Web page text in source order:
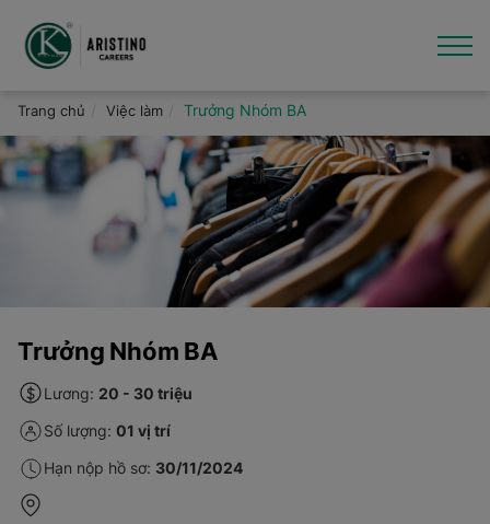
đến
Giới thiệu
Việc làm
Văn hóa - Tin tức
Trang chủ Việc làm Trưởng Nhóm BA
Trưởng Nhóm BA
Lương: 20 - 30 triệu
Số lượng: 01 vị trí
Hạn nộp hồ sơ: 30/11/2024